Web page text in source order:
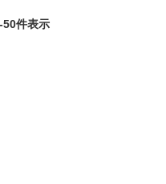
件表示